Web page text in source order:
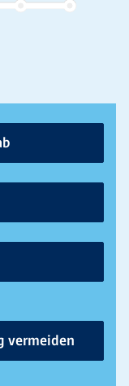
vermeiden